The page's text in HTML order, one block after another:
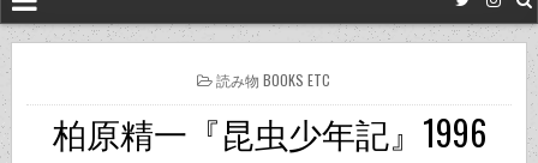
POSTED
読み物 BOOKS ETC
柏原精一『昆虫少年記』1996